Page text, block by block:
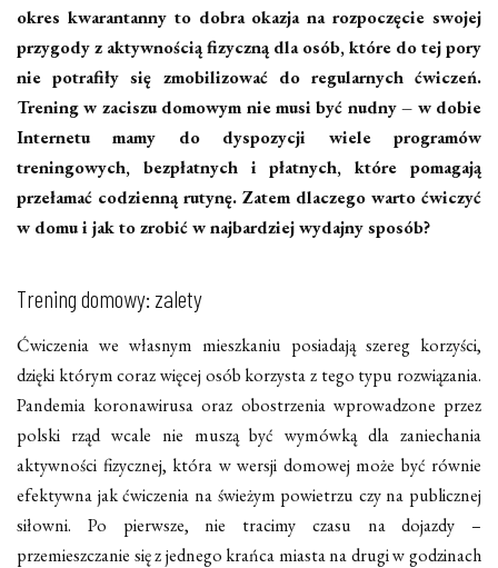
okres kwarantanny to dobra okazja na rozpoczęcie swojej
przygody z aktywnością fizyczną dla osób, które do tej pory
nie potrafiły się zmobilizować do regularnych ćwiczeń.
Trening w zaciszu domowym nie musi być nudny – w dobie
Internetu mamy do dyspozycji wiele programów
treningowych, bezpłatnych i płatnych, które pomagają
przełamać codzienną rutynę. Zatem dlaczego warto ćwiczyć
w domu i jak to zrobić w najbardziej wydajny sposób?
Trening domowy: zalety
Ćwiczenia we własnym mieszkaniu posiadają szereg korzyści,
dzięki którym coraz więcej osób korzysta z tego typu rozwiązania.
Pandemia koronawirusa oraz obostrzenia wprowadzone przez
polski rząd wcale nie muszą być wymówką dla zaniechania
aktywności fizycznej, która w wersji domowej może być równie
efektywna jak ćwiczenia na świeżym powietrzu czy na publicznej
siłowni. Po pierwsze, nie tracimy czasu na dojazdy –
przemieszczanie się z jednego krańca miasta na drugi w godzinach